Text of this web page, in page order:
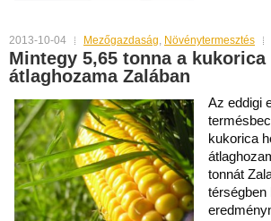
2013-10-04 Mezőgazdaság Növénytermesztés
Mintegy 5,65 tonna a
átlaghozama Zalában
Az eddigi
kukorica
tonnát
térségben